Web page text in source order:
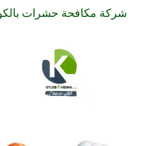
شركة مكافحة حشرات